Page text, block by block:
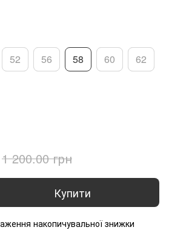
52 56 58 60 62
1 200.00 грн
Купити
накопичувальної знижки